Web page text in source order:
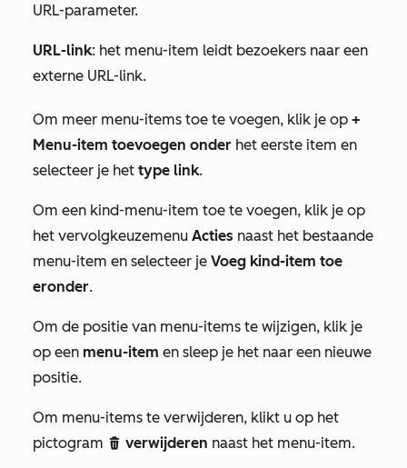
URL-parameter.
URL-link: het menu-item leidt bezoekers naar een
externe URL-link.
Om meer menu-items toe te voegen, klik je op +
Menu-item toevoegen onder het eerste item en
selecteer je het type link.
Om een kind-menu-item toe te voegen, klik je op
het vervolgkeuzemenu Acties naast het bestaande
menu-item en selecteer je Voeg kind-item toe
eronder.
Om de positie van menu-items te wijzigen, klik je
op een menu-item en sleep je het naar een nieuwe
positie.
Om menu-items te verwijderen, klikt u op het
pictogram delete verwijderen naast het menu-item.